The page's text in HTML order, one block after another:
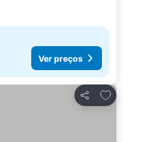
Ver preços
Partilhar
Adicionar